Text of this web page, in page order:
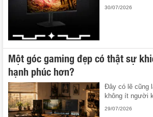
30/07/2026
Một góc gaming đẹp có thật sự
hạnh phúc hơn?
Đây có lẽ cũng
không ít người
29/07/2026